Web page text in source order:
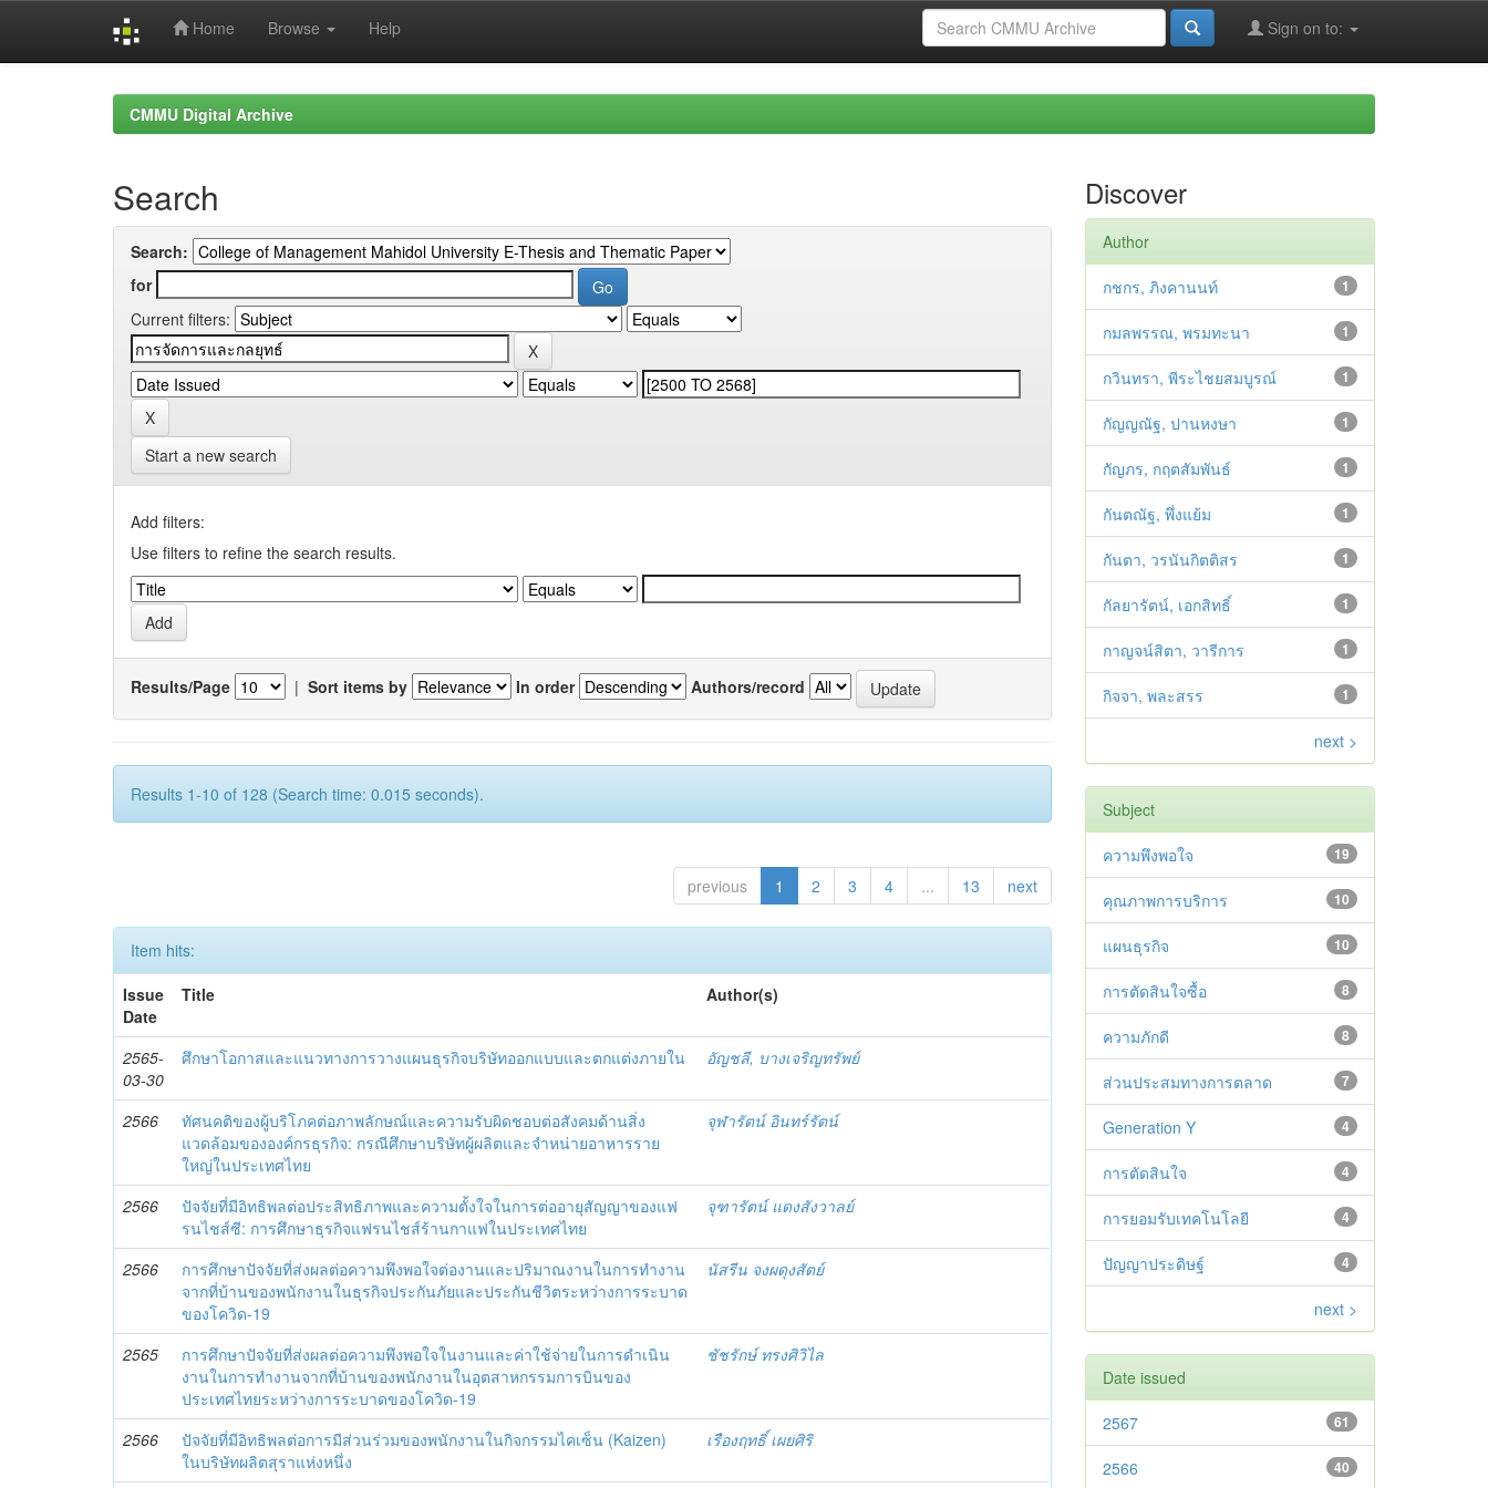
Home Browse Help Sign on to:
CMMU Digital Archive
Search
Search:
for
Current filters:
Start a new search
Add filters:
Use filters to refine the search results.
Results/Page | Sort items by In order Authors/record
Results 1-10 of 128 (Search time: 0.015 seconds).
previous 1 2 3 4 ... 13 next
Item hits:
Issue
Date
Title Author(s)
2565-
03-30
ศึกษาโอกาสและแนวทางการวางแผนธุรกิจบริษัทออกแบบและตกแต่งภายใน อัญชลี, บางเจริญทรัพย์
2566
ทัศนคติของผู้บริโภคต่อภาพลักษณ์และความรับผิดชอบต่อสังคมด้านสิ่ง
แวดล้อมขององค์กรธุรกิจ: กรณีศึกษาบริษัทผู้ผลิตและจำหน่ายอาหารราย
ใหญ่ในประเทศไทย
จุฬารัตน์ อินทร์รัตน์
2566
ปัจจัยที่มีอิทธิพลต่อประสิทธิภาพและความตั้งใจในการต่ออายุสัญญาของแฟ
รนไชส์ซี: การศึกษาธุรกิจแฟรนไชส์ร้านกาแฟในประเทศไทย
จุฑารัตน์ แดงสังวาลย์
2566
การศึกษาปัจจัยที่ส่งผลต่อความพึงพอใจต่องานและปริมาณงานในการทำงาน
จากที่บ้านของพนักงานในธุรกิจประกันภัยและประกันชีวิตระหว่างการระบาด
ของโควิด-19
นัสรีน จงผดุงสัตย์
2565
การศึกษาปัจจัยที่ส่งผลต่อความพึงพอใจในงานและค่าใช้จ่ายในการดำเนิน
งานในการทำงานจากที่บ้านของพนักงานในอุตสาหกรรมการบินของ
ประเทศไทยระหว่างการระบาดของโควิด-19
ชัชรักษ์ ทรงศิวิไล
2566
ปัจจัยที่มีอิทธิพลต่อการมีส่วนร่วมของพนักงานในกิจกรรมไคเซ็น (Kaizen)
ในบริษัทผลิตสุราแห่งหนึ่ง
เรืองฤทธิ์ เผยศิริ
Discover
Author
1
กชกร, ภิงคานนท์
1
กมลพรรณ, พรมทะนา
1
กวินทรา, พีระไชยสมบูรณ์
1
กัญญณัฐ, ปานหงษา
1
กัญภร, กฤตสัมพันธ์
1
กันตณัฐ, พึ่งแย้ม
1
กันตา, วรนันกิตติสร
1
กัลยารัตน์, เอกสิทธิ์
1
กาญจน์สิตา, วารีการ
1
กิจจา, พละสรร
next >
Subject
19
ความพึงพอใจ
10
คุณภาพการบริการ
10
แผนธุรกิจ
8
การตัดสินใจซื้อ
8
ความภักดี
7
ส่วนประสมทางการตลาด
4
Generation Y
4
การตัดสินใจ
4
การยอมรับเทคโนโลยี
4
ปัญญาประดิษฐ์
next >
Date issued
61
2567
40
2566